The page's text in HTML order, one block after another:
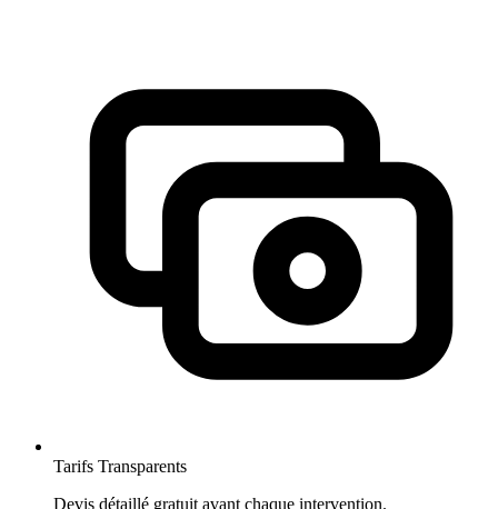
Tarifs Transparents
Devis détaillé gratuit avant chaque intervention.